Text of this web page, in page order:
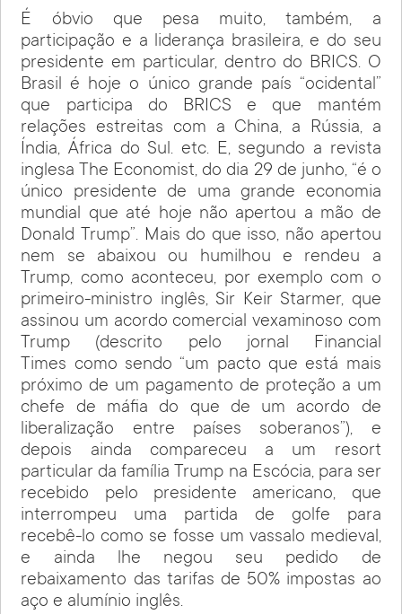
É óbvio que pesa muito, também, a
participação e a liderança brasileira, e do seu
presidente em particular, dentro do BRICS. O
Brasil é hoje o único grande país “ocidental”
que participa do BRICS e que mantém
relações estreitas com a China, a Rússia, a
Índia, África do Sul. etc. E, segundo a revista
inglesa The Economist, do dia 29 de junho, “é o
único presidente de uma grande economia
mundial que até hoje não apertou a mão de
Donald Trump”. Mais do que isso, não apertou
nem se abaixou ou humilhou e rendeu a
Trump, como aconteceu, por exemplo com o
primeiro-ministro inglês, Sir Keir Starmer, que
assinou um acordo comercial vexaminoso com
Trump (descrito pelo jornal Financial
Times como sendo “um pacto que está mais
próximo de um pagamento de proteção a um
chefe de máfia do que de um acordo de
liberalização entre países soberanos”), e
depois ainda compareceu a um resort
particular da família Trump na Escócia, para ser
recebido pelo presidente americano, que
interrompeu uma partida de golfe para
recebê-lo como se fosse um vassalo medieval,
e ainda lhe negou seu pedido de
rebaixamento das tarifas de 50% impostas ao
aço e alumínio inglês.